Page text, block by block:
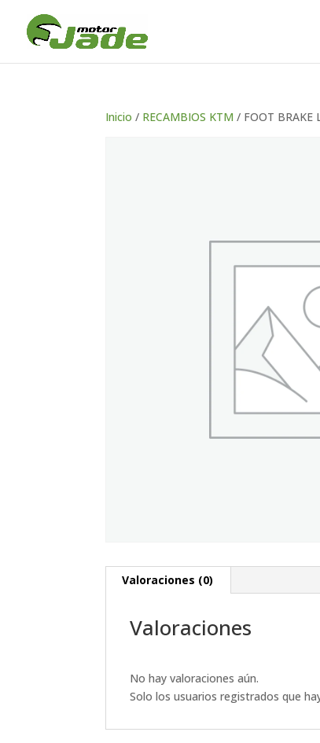
Inicio / RECAMBIOS KTM / FOOT BRAKE
Valoraciones (0)
Valoraciones
No hay valoraciones aún.
Solo los usuarios registrados que